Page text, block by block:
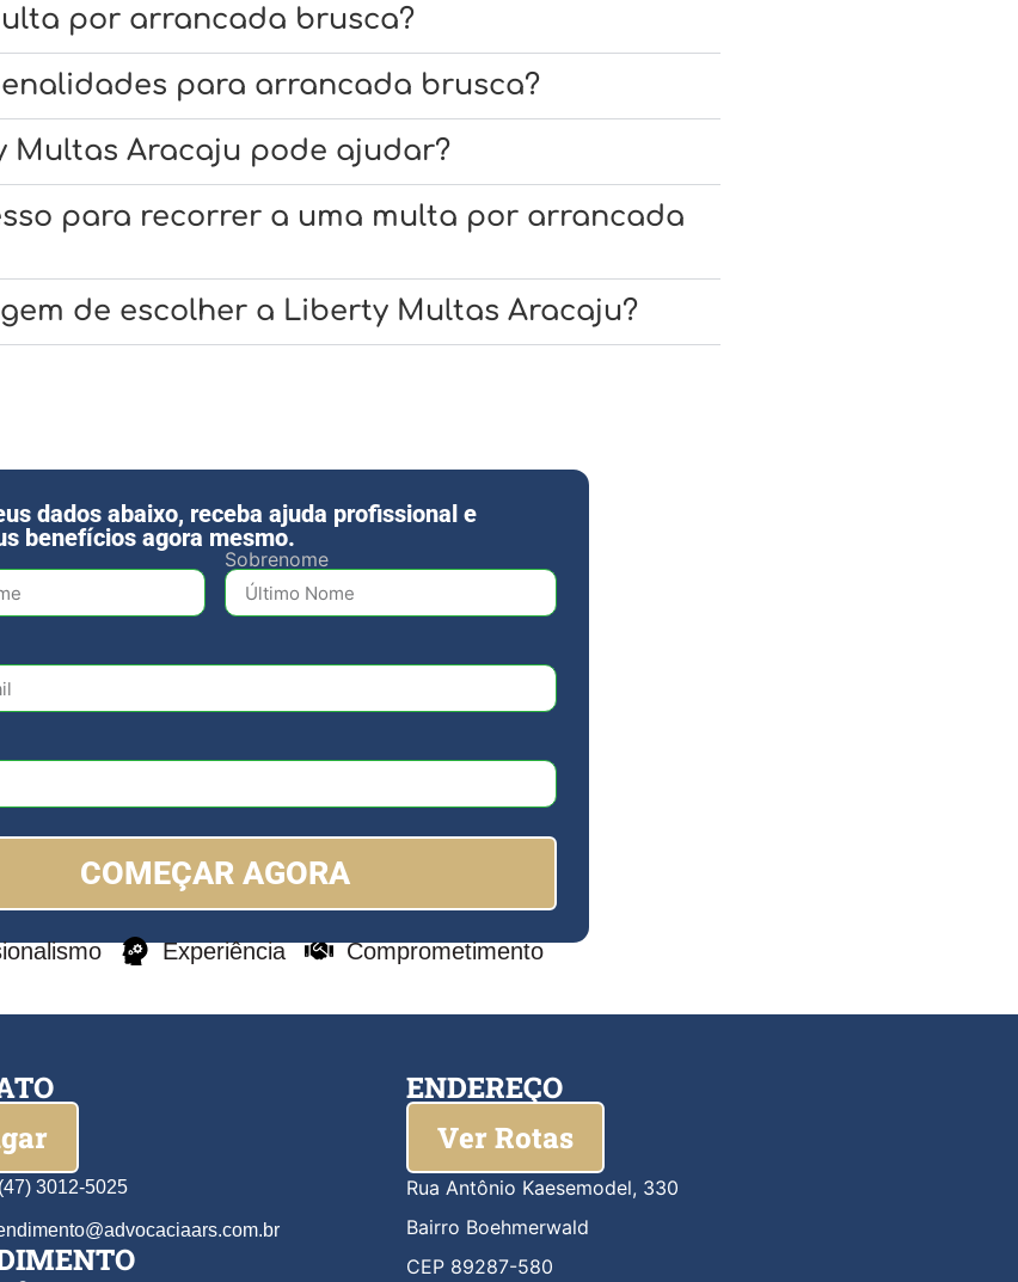
por arrancada brusca?
para arrancada brusca?
Multas Aracaju pode ajudar?
para recorrer a uma multa por arrancada
de escolher a Liberty Multas Aracaju?
dados abaixo, receba ajuda profissional e
benefícios agora mesmo.
Sobrenome
COMEÇAR AGORA
Experiência Comprometimento
3012-5025
ENDEREÇO
Ver Rotas
Rua Antônio Kaesemodel, 330
Bairro Boehmerwald
CEP 89287-580